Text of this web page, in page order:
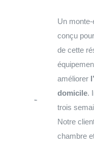
Un
conçu
de cette
améliorer
domicile.
trois
Notre
chambre